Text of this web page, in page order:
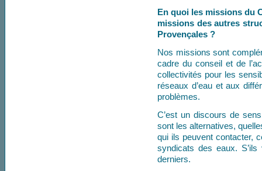
En quoi les missions du
missions des autres
Provençales ?
Nos missions sont
cadre du conseil et de
collectivités pour les
réseaux d’eau et aux
problèmes.
C’est un discours de
sont les alternatives,
qui ils peuvent contacter,
syndicats des eaux.
derniers.